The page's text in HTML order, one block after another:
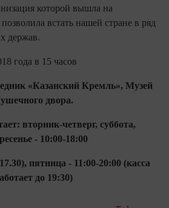
которой вышла на
встать нашей стране в ряд
держав.
года в 15 часов
«Казанский Кремль», Музей
двора.
вторник-четверг, суббота,
- 10:00-18:00
пятница - 11:00-20:00 (касса
до 19:30)